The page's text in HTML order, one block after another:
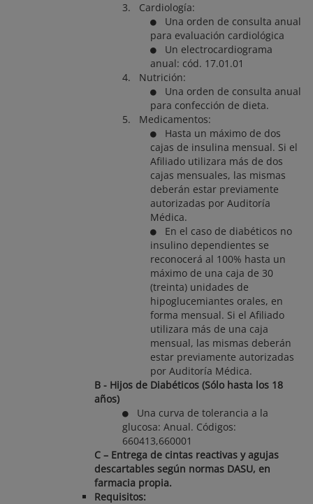
3. Cardiología:
Una orden de consulta anual
para evaluación cardiológica
Un electrocardiograma
anual: cód. 17.01.01
4. Nutrición:
Una orden de consulta anual
para confección de dieta.
5. Medicamentos:
Hasta un máximo de dos
cajas de insulina mensual. Si el
Afiliado utilizara más de dos
cajas mensuales, las mismas
deberán estar previamente
autorizadas por Auditoría
Médica.
En el caso de diabéticos no
insulino dependientes se
reconocerá al 100% hasta un
máximo de una caja de 30
(treinta) unidades de
hipoglucemiantes orales, en
forma mensual. Si el Afiliado
utilizara más de una caja
mensual, las mismas deberán
estar previamente autorizadas
por Auditoría Médica.
B - Hijos de Diabéticos (Sólo hasta los 18
años)
Una curva de tolerancia a la
glucosa: Anual. Códigos:
660413,660001
C – Entrega de cintas reactivas y agujas
descartables según normas DASU, en
farmacia propia.
Requisitos: